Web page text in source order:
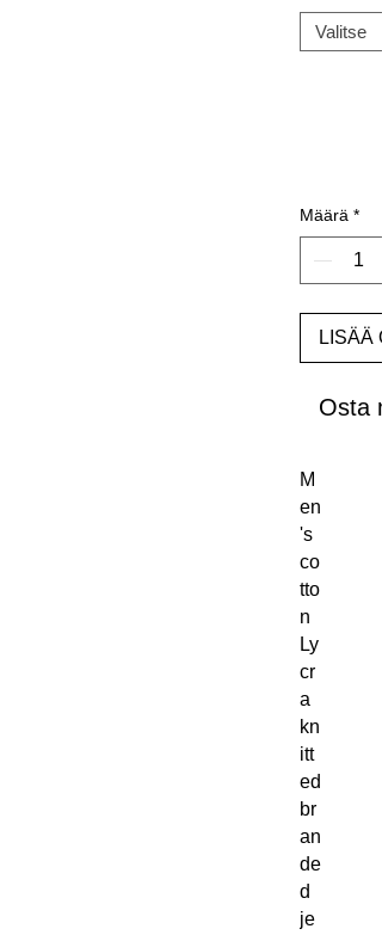
Määrä *
LISÄÄ
Osta
M
en
's
co
tto
n
Ly
cr
a
kn
itt
ed
br
an
de
d
je